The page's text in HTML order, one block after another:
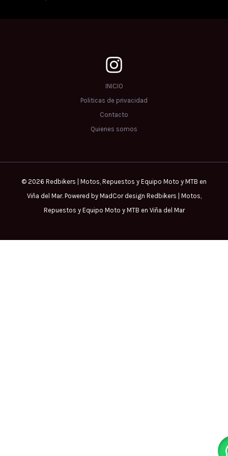
INICIO
Politicas de privacidad
Contacto
Quienes somos
© 2026 Redbikers | Motos, Repuestos y Equipo Moto y MTB en
Viña del Mar. Powered by MadCor design Redbikers | Motos,
Repuestos y Equipo Moto y MTB en Viña del Mar